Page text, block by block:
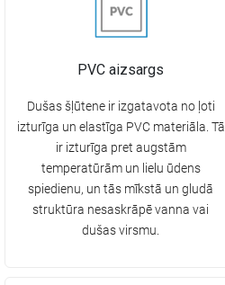
PVC aizsargs
Dušas šļūtene ir izgatavota no ļoti
izturīga un elastīga PVC materiāla. Tā
ir izturīga pret augstām
temperatūrām un lielu ūdens
spiedienu, un tās mīkstā un gludā
struktūra nesaskrāpē vanna vai
dušas virsmu.